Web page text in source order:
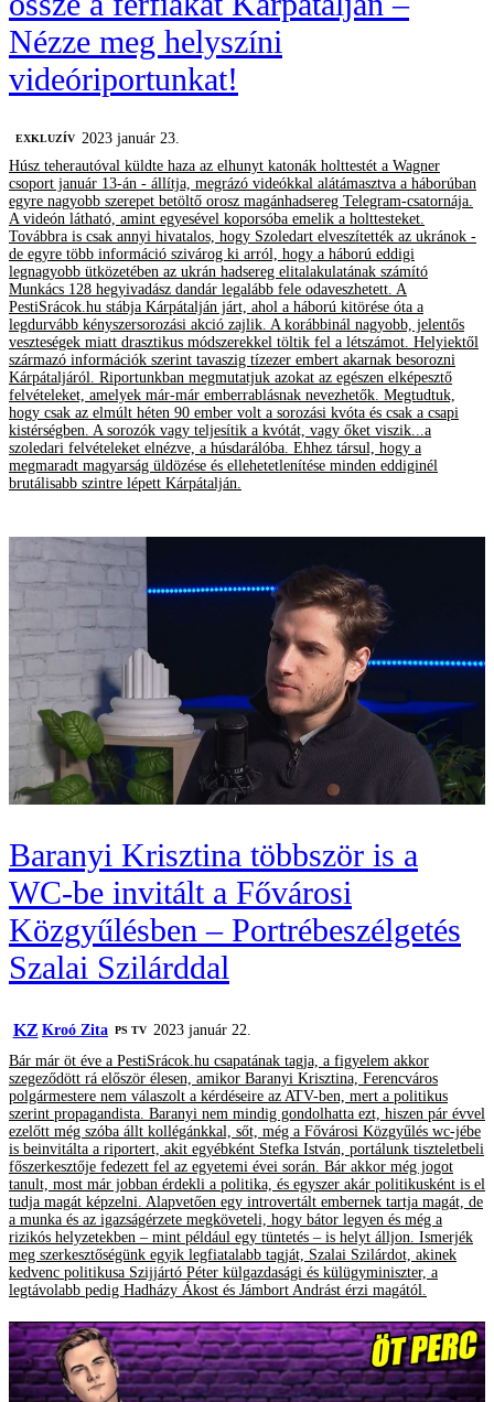
Nézze meg helyszíni
videóriportunkat!
EXKLUZÍV 2023 január 23.
Húsz teherautóval küldte haza az elhunyt katonák holttestét a Wagner
csoport január 13-án - állítja, megrázó videókkal alátámasztva a háborúban
egyre nagyobb szerepet betöltő orosz magánhadsereg Telegram-csatornája.
A videón látható, amint egyesével koporsóba emelik a holttesteket.
Továbbra is csak annyi hivatalos, hogy Szoledart elveszítették az ukránok -
de egyre több információ szivárog ki arról, hogy a háború eddigi
legnagyobb ütközetében az ukrán hadsereg elitalakulatának számító
Munkács 128 hegyivadász dandár legalább fele odaveszhetett. A
PestiSrácok.hu stábja Kárpátalján járt, ahol a háború kitörése óta a
legdurvább kényszersorozási akció zajlik. A korábbinál nagyobb, jelentős
veszteségek miatt drasztikus módszerekkel töltik fel a létszámot. Helyiektől
származó információk szerint tavaszig tízezer embert akarnak besorozni
Kárpátaljáról. Riportunkban megmutatjuk azokat az egészen elképesztő
felvételeket, amelyek már-már emberrablásnak nevezhetők. Megtudtuk,
hogy csak az elmúlt héten 90 ember volt a sorozási kvóta és csak a csapi
kistérségben. A sorozók vagy teljesítik a kvótát, vagy őket viszik...a
szoledari felvételeket elnézve, a húsdarálóba. Ehhez társul, hogy a
megmaradt magyarság üldözése és ellehetetlenítése minden eddiginél
brutálisabb szintre lépett Kárpátalján.
Baranyi Krisztina többször is a
WC-be invitált a Fővárosi
Közgyűlésben – Portrébeszélgetés
Szalai Szilárddal
KZ Kroó Zita PS TV 2023 január 22.
Bár már öt éve a PestiSrácok.hu csapatának tagja, a figyelem akkor
szegeződött rá először élesen, amikor Baranyi Krisztina, Ferencváros
polgármestere nem válaszolt a kérdéseire az ATV-ben, mert a politikus
szerint propagandista. Baranyi nem mindig gondolhatta ezt, hiszen pár évvel
ezelőtt még szóba állt kollégánkkal, sőt, még a Fővárosi Közgyűlés wc-jébe
is beinvitálta a riportert, akit egyébként Stefka István, portálunk tiszteletbeli
főszerkesztője fedezett fel az egyetemi évei során. Bár akkor még jogot
tanult, most már jobban érdekli a politika, és egyszer akár politikusként is el
tudja magát képzelni. Alapvetően egy introvertált embernek tartja magát, de
a munka és az igazságérzete megköveteli, hogy bátor legyen és még a
rizikós helyzetekben – mint például egy tüntetés – is helyt álljon. Ismerjék
meg szerkesztőségünk egyik legfiatalabb tagját, Szalai Szilárdot, akinek
kedvenc politikusa Szijjártó Péter külgazdasági és külügyminiszter, a
legtávolabb pedig Hadházy Ákost és Jámbort Andrást érzi magától.